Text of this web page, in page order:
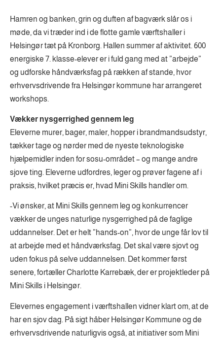
Hamren og banken, grin og duften af bagværk slår os i
møde, da vi træder ind i de flotte gamle værftshaller i
Helsingør tæt på Kronborg. Hallen summer af aktivitet. 600
energiske 7. klasse-elever er i fuld gang med at ”arbejde”
og udforske håndværksfag på rækken af stande, hvor
erhvervsdrivende fra Helsingør kommune har arrangeret
workshops.
Vækker nysgerrighed gennem leg
Eleverne murer, bager, maler, hopper i brandmandsudstyr,
tækker tage og nørder med de nyeste teknologiske
hjælpemidler inden for sosu-området – og mange andre
sjove ting. Eleverne udfordres, leger og prøver fagene af i
praksis, hvilket præcis er, hvad Mini Skills handler om.
-Vi ønsker, at Mini Skills gennem leg og konkurrencer
vækker de unges naturlige nysgerrighed på de faglige
uddannelser. Det er helt ”hands-on”, hvor de unge får lov til
at arbejde med et håndværksfag. Det skal være sjovt og
uden fokus på selve uddannelsen. Det kommer først
senere, fortæller Charlotte Karrebæk, der er projektleder på
Mini Skills i Helsingør.
Elevernes engagement i værftshallen vidner klart om, at de
har en sjov dag. På sigt håber Helsingør Kommune og de
erhvervsdrivende naturligvis også, at initiativer som Mini